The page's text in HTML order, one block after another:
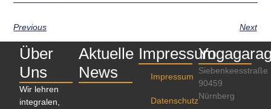
Previous Next
Über
Uns
Wir lehren
integralen,
Aktuelle
News
Impressum
Impressum
Datenschutz
Siebenkeesstraße
90459
Nürnberg